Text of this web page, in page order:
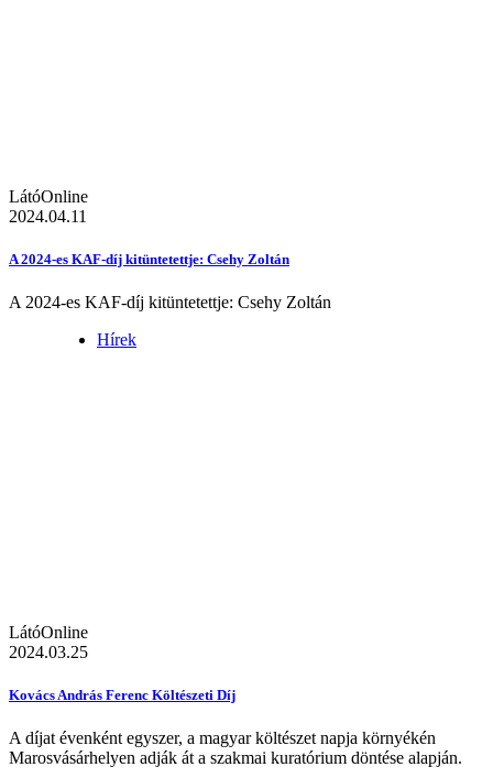
LátóOnline
2024.04.11
A 2024-es KAF-díj kitüntetettje: Csehy Zoltán
A 2024-es KAF-díj kitüntetettje: Csehy Zoltán
Hírek
LátóOnline
2024.03.25
Kovács András Ferenc Költészeti Díj
A díjat évenként egyszer, a magyar költészet napja környékén
Marosvásárhelyen adják át a szakmai kuratórium döntése alapján.